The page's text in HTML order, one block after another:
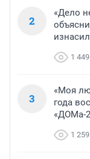
2
«Дело
1 449
3
«Моя
года
«ДОМа-
1 259